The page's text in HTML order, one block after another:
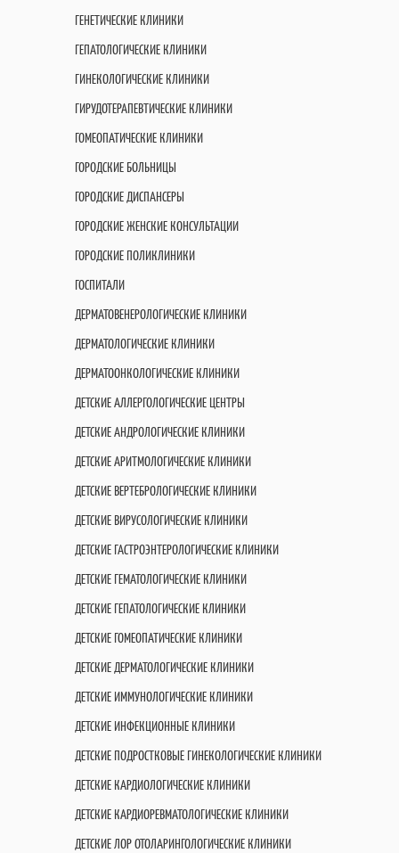
ГЕНЕТИЧЕСКИЕ КЛИНИКИ
ГЕПАТОЛОГИЧЕСКИЕ КЛИНИКИ
ГИНЕКОЛОГИЧЕСКИЕ КЛИНИКИ
ГИРУДОТЕРАПЕВТИЧЕСКИЕ КЛИНИКИ
ГОМЕОПАТИЧЕСКИЕ КЛИНИКИ
ГОРОДСКИЕ БОЛЬНИЦЫ
ГОРОДСКИЕ ДИСПАНСЕРЫ
ГОРОДСКИЕ ЖЕНСКИЕ КОНСУЛЬТАЦИИ
ГОРОДСКИЕ ПОЛИКЛИНИКИ
ГОСПИТАЛИ
ДЕРМАТОВЕНЕРОЛОГИЧЕСКИЕ КЛИНИКИ
ДЕРМАТОЛОГИЧЕСКИЕ КЛИНИКИ
ДЕРМАТООНКОЛОГИЧЕСКИЕ КЛИНИКИ
ДЕТСКИЕ АЛЛЕРГОЛОГИЧЕСКИЕ ЦЕНТРЫ
ДЕТСКИЕ АНДРОЛОГИЧЕСКИЕ КЛИНИКИ
ДЕТСКИЕ АРИТМОЛОГИЧЕСКИЕ КЛИНИКИ
ДЕТСКИЕ ВЕРТЕБРОЛОГИЧЕСКИЕ КЛИНИКИ
ДЕТСКИЕ ВИРУСОЛОГИЧЕСКИЕ КЛИНИКИ
ДЕТСКИЕ ГАСТРОЭНТЕРОЛОГИЧЕСКИЕ КЛИНИКИ
ДЕТСКИЕ ГЕМАТОЛОГИЧЕСКИЕ КЛИНИКИ
ДЕТСКИЕ ГЕПАТОЛОГИЧЕСКИЕ КЛИНИКИ
ДЕТСКИЕ ГОМЕОПАТИЧЕСКИЕ КЛИНИКИ
ДЕТСКИЕ ДЕРМАТОЛОГИЧЕСКИЕ КЛИНИКИ
ДЕТСКИЕ ИММУНОЛОГИЧЕСКИЕ КЛИНИКИ
ДЕТСКИЕ ИНФЕКЦИОННЫЕ КЛИНИКИ
ДЕТСКИЕ ПОДРОСТКОВЫЕ ГИНЕКОЛОГИЧЕСКИЕ КЛИНИКИ
ДЕТСКИЕ КАРДИОЛОГИЧЕСКИЕ КЛИНИКИ
ДЕТСКИЕ КАРДИОРЕВМАТОЛОГИЧЕСКИЕ КЛИНИКИ
ДЕТСКИЕ ЛОР ОТОЛАРИНГОЛОГИЧЕСКИЕ КЛИНИКИ